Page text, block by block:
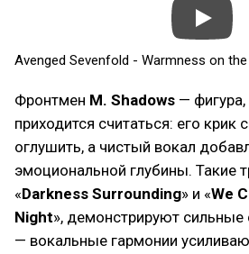
Avenged Sevenfold - Warmness on
Фронтмен M. Shadows —
приходится считаться: его крик
оглушить, а чистый вокал
эмоциональной глубины. Такие
«Darkness Surrounding» и «We
Night», демонстрируют сильные
— вокальные гармонии